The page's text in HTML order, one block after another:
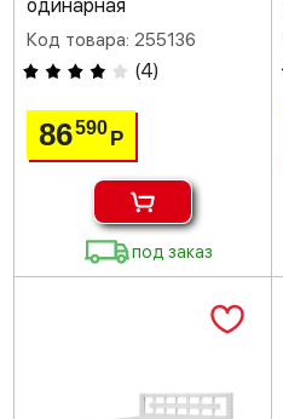
одинарная
Код товара: 255136
(4)
86590Р
под заказ